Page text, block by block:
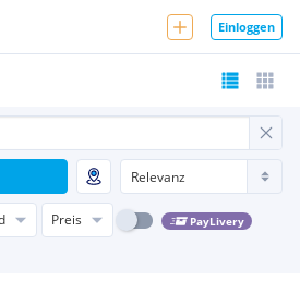
Einloggen
Preis PayLivery